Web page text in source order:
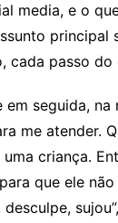
media, e o
principal
cada passo do
em seguida,
me atender.
criança.
que ele
desculpe,